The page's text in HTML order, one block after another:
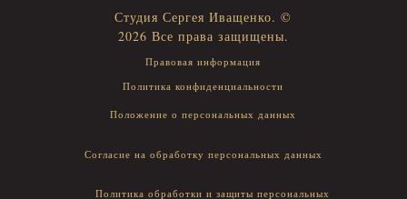
Студия Сергея Иващенко. ©
2026 Все права защищены.
Правовая информация
Положение о персональных данных
Политика конфиденциальности
Политика обработки и защиты персональных
Согласие на обработку персональных данных